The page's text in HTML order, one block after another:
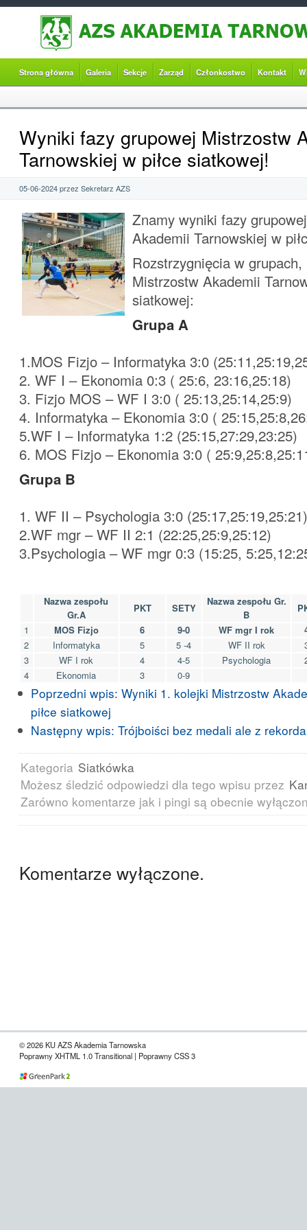
Strona główna Galeria Sekcje Zarząd Członkostwo Kontakt
Wyniki fazy grupowej Mistrzostw
Tarnowskiej w piłce siatkowej!
05-06-2024 przez Sekretarz AZS
Znamy wyniki fazy
Akademii Tarnowskiej w
Rozstrzygnięcia w
Mistrzostw Akademii
siatkowej:
Grupa A
1.MOS Fizjo – Informatyka 3:0
2. WF I – Ekonomia 0:3 ( 25:6, 23:16,25:18)
3. Fizjo MOS – WF I 3:0 ( 25:13,25:14,25:9)
4. Informatyka – Ekonomia 3:0 (
5.WF I – Informatyka 1:2 (25:15,27:29,23:25)
6. MOS Fizjo – Ekonomia 3:0 (
Grupa B
1. WF II – Psychologia 3:0 (25:17,25:19,25:21)
2.WF mgr – WF II 2:1 (22:25,25:9,25:12)
3.Psychologia – WF mgr 0:3 (15:25,
Nazwa zespołu
Gr.A
PKT SETY
Nazwa zespołu Gr.
B
1
MOS Fizjo 6 9-0 WF mgr I rok
2
Informatyka 5 5 -4 WF II rok
3
WF I rok 4 4-5 Psychologia
4
Ekonomia 3 0-9
Poprzedni wpis: Wyniki 1. kolejki Mistrzostw
piłce siatkowej
Następny wpis: Trójboiści bez medali ale z
Kategoria Siatkówka
Możesz śledzić odpowiedzi dla tego wpisu przez
Zarówno komentarze jak i pingi są obecnie
Komentarze wyłączone.
© 2026 KU AZS Akademia Tarnowska
Poprawny XHTML 1.0 Transitional | Poprawny CSS 3